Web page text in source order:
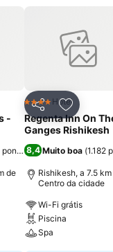
aos favoritos
-
pontuações)
de
Partilhar
4 EstrelasHotel
Regenta Inn On
Ganges Rishikesh
8,4 Muito boa (1.182
Rishikesh, a 7.5
Centro da cidade
Wi-Fi grátis
Piscina
Spa